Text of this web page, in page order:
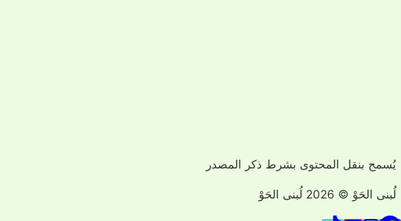
يُسمح بنقل المحتوى بشرط ذكر المصدر
لُبنى الحَوْ © 2026 لُبنى الحَوْ